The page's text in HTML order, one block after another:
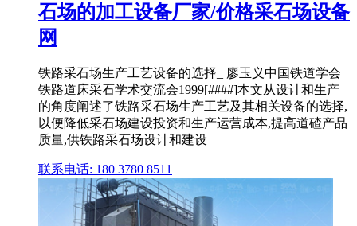
石场的加工设备厂家/价格采石场设备
网
铁路采石场生产工艺设备的选择_ 廖玉义中国铁道学会
铁路道床采石学术交流会1999[####]本文从设计和生产
的角度阐述了铁路采石场生产工艺及其相关设备的选择,
以便降低采石场建设投资和生产运营成本,提高道碴产品
质量,供铁路采石场设计和建设
联系电话: 180 3780 8511